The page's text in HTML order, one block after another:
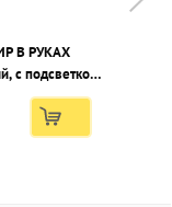
В РУКАХ
с подсветкой